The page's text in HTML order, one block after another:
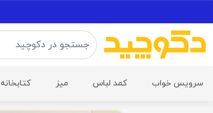
سرویس خواب کمد لباس میز کتابخانه